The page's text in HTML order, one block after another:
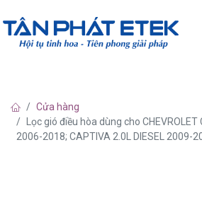
Cửa hàng
Lọc gió điều hòa dùng cho CHEVROLET
2006-2018; CAPTIVA 2.0L DIESEL 2009-